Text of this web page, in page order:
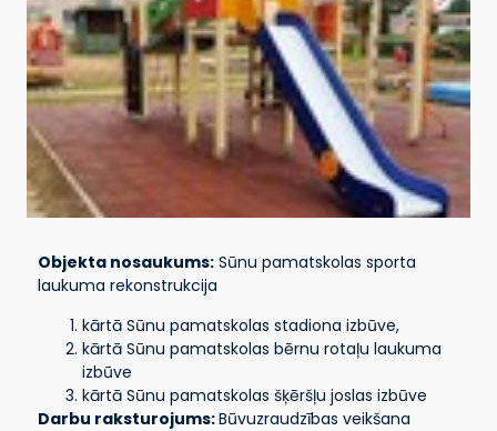
Objekta nosaukums: Sūnu pamatskolas sporta
laukuma rekonstrukcija
kārtā Sūnu pamatskolas stadiona izbūve,
kārtā Sūnu pamatskolas bērnu rotaļu laukuma
izbūve
kārtā Sūnu pamatskolas šķēršļu joslas izbūve
Darbu raksturojums:Būvuzraudzības veikšana